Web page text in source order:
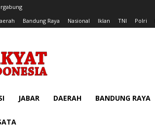
Bandung Raya Nasional Iklan TNI Polri
JABAR DAERAH BANDUNG RAYA